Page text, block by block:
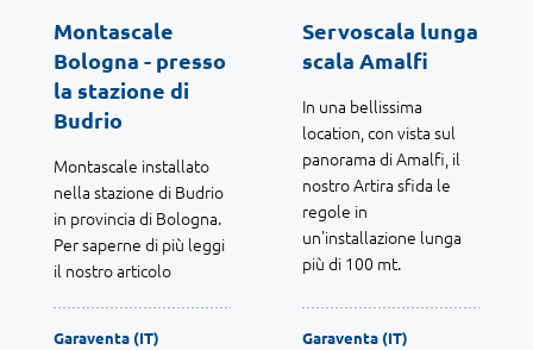
Montascale
Bologna - presso
la stazione di
Budrio
Montascale installato
nella stazione di Budrio
in provincia di Bologna.
Per saperne di più leggi
il nostro articolo
Garaventa (IT)
Servoscala lunga
scala Amalfi
In una bellissima
location, con vista sul
panorama di Amalfi, il
nostro Artira sfida le
regole in
un'installazione lunga
più di 100 mt.
Garaventa (IT)